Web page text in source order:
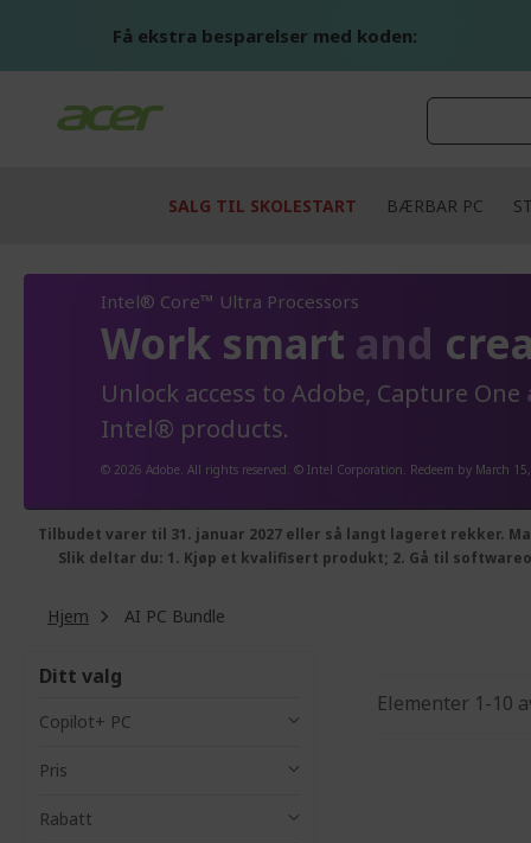
Få ekstra besparelser med koden:
SALG TIL SKOLESTART BÆRBAR PC
Intel® Core™ Ultra Processors
Work smart and
Unlock access to Adobe, Capture One
Intel® products.
© 2026 Adobe. All rights reserved. © Intel Corporation. Redeem by March
Tilbudet varer til 31. januar 2027 eller så langt lageret rekker.
Slik deltar du: 1. Kjøp et kvalifisert produkt; 2. Gå til
Hjem AI PC Bundle
Elementer 1-10
Ditt valg
Copilot+ PC
Pris
Rabatt